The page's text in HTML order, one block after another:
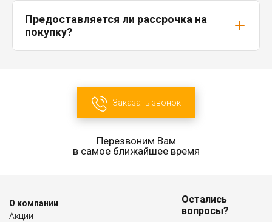
Предоставляется ли рассрочка на
покупку?
Заказать звонок
Перезвоним Вам
в самое ближайшее время
О компании
Акции
Остались
вопросы?